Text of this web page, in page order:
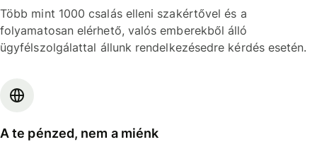
Több mint 1000 csalás elleni szakértővel és a
folyamatosan elérhető, valós emberekből álló
ügyfélszolgálattal állunk rendelkezésedre kérdés esetén.
A te pénzed, nem a miénk